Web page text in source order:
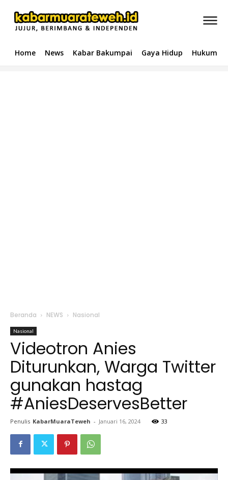
Home News Kabar Bakumpai Gaya Hidup Hukum &
Beranda NEWS Nasional
Nasional
Videotron Anies
Diturunkan, Warga Twitter
gunakan hastag
#AniesDeservesBetter
Penulis KabarMuaraTeweh - Januari 16, 2024 33